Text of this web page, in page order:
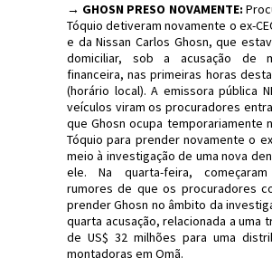
→ GHOSN PRESO NOVAMENTE:
Tóquio detiveram novamente o ex-
e da Nissan Carlos Ghosn, que
domiciliar, sob a acusação de
financeira, nas primeiras horas
(horário local). A emissora pública
veículos viram os procuradores
que Ghosn ocupa temporariamente
Tóquio para prender novamente o
meio à investigação de uma nova
ele. Na quarta-feira,
rumores de que os procuradores
prender Ghosn no âmbito da
quarta acusação, relacionada a uma
de US$ 32 milhões para uma
montadoras em Omã.